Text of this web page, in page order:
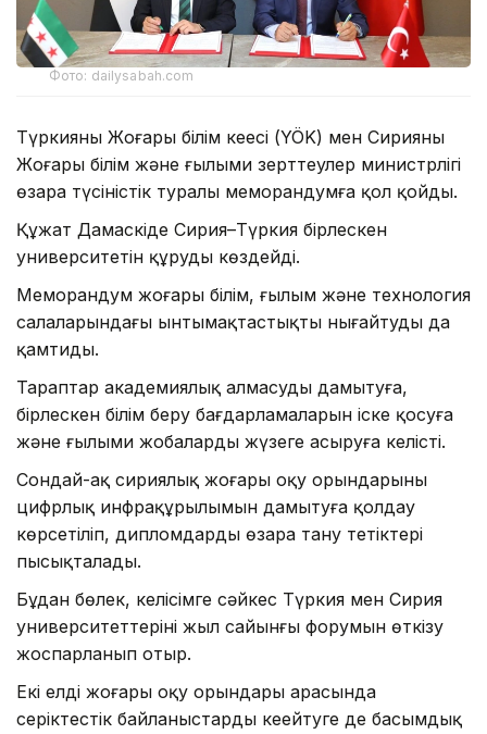
Фото: dailysabah.com
Түркияның Жоғары білім кеңесі (YÖK) мен Сирияның
Жоғары білім және ғылыми зерттеулер министрлігі
өзара түсіністік туралы меморандумға қол қойды.
Құжат Дамаскіде Сирия–Түркия бірлескен
университетін құруды көздейді.
Меморандум жоғары білім, ғылым және технология
салаларындағы ынтымақтастықты нығайтуды да
қамтиды.
Тараптар академиялық алмасуды дамытуға,
бірлескен білім беру бағдарламаларын іске қосуға
және ғылыми жобаларды жүзеге асыруға келісті.
Сондай-ақ сириялық жоғары оқу орындарының
цифрлық инфрақұрылымын дамытуға қолдау
көрсетіліп, дипломдарды өзара тану тетіктері
пысықталады.
Бұдан бөлек, келісімге сәйкес Түркия мен Сирия
университеттерінің жыл сайынғы форумын өткізу
жоспарланып отыр.
Екі елдің жоғары оқу орындары арасында
серіктестік байланыстарды кеңейтуге де басымдық